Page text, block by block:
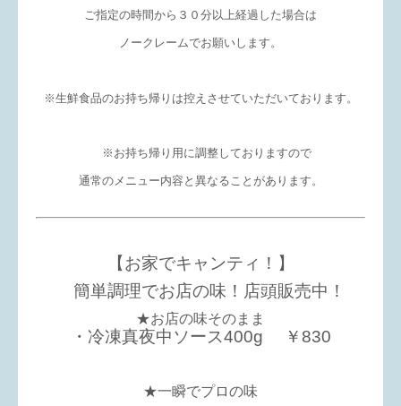
ご指定の時間から３０分以上経過した場合は
ノークレームでお願いします。
※生鮮食品のお持ち帰りは控えさせていただいております。
※お持ち帰り用に調整しておりますので
通常のメニュー内容と異なることがあります。
【お家でキャンティ！】
簡単調理でお店の味！店頭販売中！
★お店の味そのまま
・冷凍真夜中ソース400g ￥830
★一瞬でプロの味